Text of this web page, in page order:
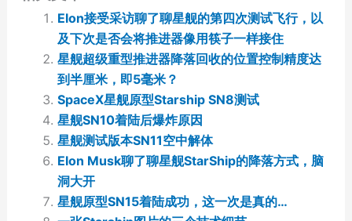
Elon接受采访聊了聊星舰的第四次测试飞行，以
及下次是否会将推进器像用筷子一样接住
星舰超级重型推进器降落回收的位置控制精度达
到半厘米，即5毫米？
SpaceX星舰原型Starship SN8测试
星舰SN10着陆后爆炸原因
星舰测试版本SN11空中解体
Elon Musk聊了聊星舰StarShip的降落方式，脑
洞大开
星舰原型SN15着陆成功，这一次是真的…